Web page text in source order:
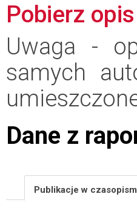
Pobierz
Uwaga -
samych
Dane z
Publikacje w